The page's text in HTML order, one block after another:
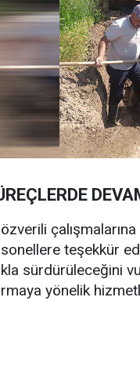
teşekkür
sürdürüleceğini
yönelik